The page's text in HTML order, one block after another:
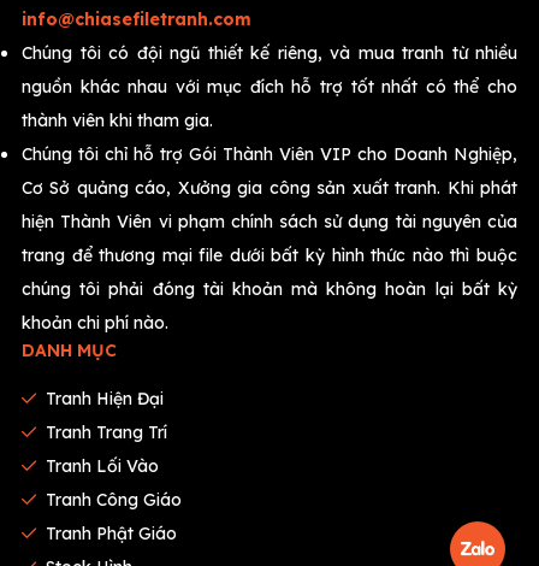
info@chiasefiletranh.com
Chúng tôi có đội ngũ thiết kế riêng, và mua tranh từ nhiều
nguồn khác nhau với mục đích hỗ trợ tốt nhất có thể cho
thành viên khi tham gia.
Chúng tôi chỉ hỗ trợ Gói Thành Viên VIP cho Doanh Nghiệp,
Cơ Sở quảng cáo, Xưởng gia công sản xuất tranh. Khi phát
hiện Thành Viên vi phạm chính sách sử dụng tài nguyên của
trang để thương mại file dưới bất kỳ hình thức nào thì buộc
chúng tôi phải đóng tài khoản mà không hoàn lại bất kỳ
khoản chi phí nào.
DANH MỤC
Tranh Hiện Đại
Tranh Trang Trí
Tranh Lối Vào
Tranh Công Giáo
Tranh Phật Giáo